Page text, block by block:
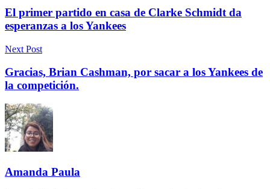
El primer partido en casa de Clarke Schmidt da
esperanzas a los Yankees
Next Post
Gracias, Brian Cashman, por sacar a los Yankees de
la competición.
Amanda Paula